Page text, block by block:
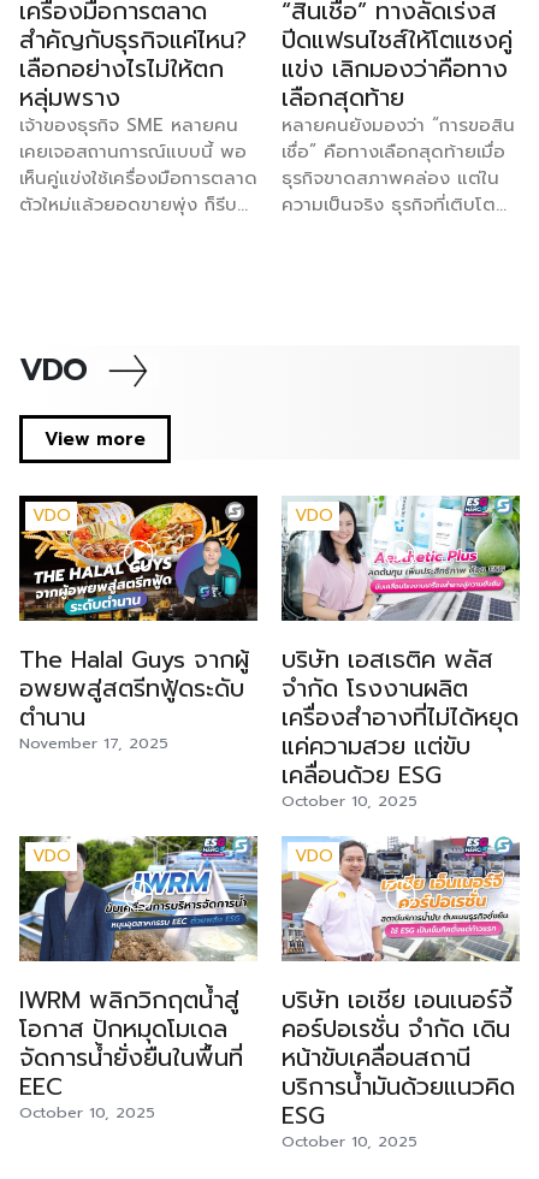
แบรนด์ขนาดใหญ่ จะมีเรต
สูงสุด 19.26% ในหมวดแฟชั่น
และ FMCG, ร้าน Non-Mall
ทั่วไป สูงสุด 17.12% เป็นต้น
โดยตัวเลขเหล่านี้รวม VAT 7%
แล้ว และยังไม่นับค่าธรรมเนียม
อื่นที่เก็บซ้อนอยู่ เช่น ค่า
ธรรมเนียมการชำระเงิน (เริ่ม
หากเป็นร้าน Non-Mall ขาย
เสื้อยืดตัวละ 100 บาท ค่าส่ง
25 บาท เมื่อหักค่าธรรมเนียม
การขาย […]
ประสิทธิภาพ เหตุผลประการ
แรกคือ การมีโมเดลธุรกิจที่
ชัดเจนและพร้อมนำไปใช้ทันที
ซึ่งถือเป็นการลดความเสี่ยง
ด้านการลงทุนได้อย่างดีที่สุด
เนื่องจากผู้ลงทุนไม่จำเป็นต้อง
เสียเวลาลองผิดลองถูกเอง
ระบบแฟรนไชส์ถูกออกแบบและ
ให้เป็นไปตามมาตรฐานได้อย่าง
ง่ายดาย เหตุผลประการต่อ
มาคือ แบรนด์มีชื่อเสียงและมี
ฐานลูกค้าที่แข็งแกร่งอยู่แล้ว
การซื้อแฟรนไชส์ทำให้ผู้ลงทุน
ได้ครอบครองแบรนด์ที่เป็นที่
รู้จักในตลาด ส่งผลให้มีกลุ่ม
ลูกค้าพร้อมอุดหนุนตั้งแต่วัน
แรกที่เปิดทำการ นอกจากนี้
เจ้าของแบรนด์ยังทำการตลาด
ประชาสัมพันธ์ และสร้างการรับ
รู้แบรนด์อย่างต่อเนื่อง ซึ่งช่วย
ให้ผู้ลงทุนประหยัดงบประมาณ
ด้านการตลาดและสร้างความ
เชื่อมั่นให้กับผู้บริโภคได้อย่าง
รวดเร็ว ประการที่สามคือ
การมีที่ปรึกษาคอยดูแลตลอด
การทำธุรกิจ สำหรับผู้ที่ไม่เคย
ทำธุรกิจมาก่อน ความกังวลใน
การแก้ปัญหาบริหารจัดการมัก
เป็นเรื่องใหญ่ แต่ในระบบแฟรน
ไชส์ เจ้าของแบรนด์จะทำหน้าที่
เป็นพี่เลี้ยงและที่ปรึกษาทาง
ธุรกิจอย่างใกล้ชิดตลอดระยะ
เวลาสัญญา คอยให้คำแนะนำ
และร่วมแก้ปัญหาต่างๆ ทำให้ผู้
เครื่องมือการตลาด
สำคัญกับธุรกิจแค่ไหน?
เลือกอย่างไรไม่ให้ตก
หลุ่มพราง
เจ้าของธุรกิจ SME หลายคน
เคยเจอสถานการณ์แบบนี้ พอ
เห็นคู่แข่งใช้เครื่องมือการตลาด
ตัวใหม่แล้วยอดขายพุ่ง ก็รีบ
อยู่ที่วิธีใช้กันแน่ คำตอบคือ
“ทั้งสองอย่าง” และนี่คือสิ่งที่
SME ไทยควรทำความเข้าใจให้
ชัดก่อนควักเงินซื้อเครื่องมือตัว
ต่อไป ภาพรวมตลาดโฆษณา
ดิจิทัลไทยกำลังเปลี่ยนเร็ว
รายงาน Thailand Digital
Advertising ของ KANTAR
และ DAAT ชี้ว่าผู้เชี่ยวชาญ
แนะนำให้ธุรกิจจัดสรรงบ
ประมาณราว 30% ไว้สำหรับ
การสร้างแบรนด์ (Brand
Building) ในระยะยาว แทนที่จะ
ทุ่มทุกบาททุกสตางค์ไปกับ
แคมเปญเน้นยอดขายระยะสั้น
เพียงอย่างเดียว เพราะในภาวะ
บริโภคจะเป็นฝ่ายได้เปรียบเมื่อ
สถานการณ์กลับมาคึกคักอีก
ครั้ง นี่คือจุดที่เครื่องมือการ
ตลาดเข้ามามีบทบาท มันคือ
“ตัวช่วยขยายผล” ของกลยุทธ์
เก็บข้อมูลลูกค้า การวัดผล
ROI หรือการทำ Ad
Optimization ด้วย AI แต่
ต้องย้ำว่าเครื่องมือทำหน้าที่
“รับใช้กลยุทธ์” […]
“สินเชื่อ” ทางลัดเร่งส
ปีดแฟรนไชส์ให้โตแซงคู่
แข่ง เลิกมองว่าคือทาง
เลือกสุดท้าย
หลายคนยังมองว่า “การขอสิน
เชื่อ” คือทางเลือกสุดท้ายเมื่อ
ธุรกิจขาดสภาพคล่อง แต่ใน
ความเป็นจริง ธุรกิจที่เติบโต
เร่งการเติบโตได้จริง ธุรกิจที่
เลือกโตผ่านระบบแฟรนไชส์มี
จุดร่วมสำคัญคือ ต้องใช้เงิน
ลงทุนก่อนเปิดสาขาใหม่แต่ละ
แห่ง ทั้งค่าตกแต่งร้าน ค่า
อุปกรณ์ และเงินทุนหมุนเวียน
ช่วงเริ่มต้น หากรอสะสมกำไร
จากสาขาเดิมเพียงอย่างเดียว
กว่าจะขยายได้ครบทุกทำเลที่มี
ศักยภาพ คู่แข่งอาจแย่งพื้นที่
ตลาดไปก่อนแล้ว การใช้สิน
เชื่อจึงเปรียบเสมือนการ “ซื้อ
ความเร็ว” ในการขยายตัวจึง
เป็นกลยุทธ์ที่ธุรกิจแฟรนไชส์
จำนวนมากเลือกใช้ โดยเฉพาะ
เมื่อโมเดลธุรกิจพิสูจน์แล้วว่า
ไปได้ ความเสี่ยงจากการกู้จึง
ลดลง เพราะมีข้อมูลรายรับ-
ตัดสินใจ อย่างไรก็ตาม การ
ขอสินเชื่อให้ผ่านง่ายและเร็ว ไม่
ได้ขึ้นอยู่กับดวง แต่ขึ้นอยู่กับ
ความพร้อมของเจ้าของธุรกิจ
เอง มีประเด็นหลักที่ควรเตรียม
ก่อนยื่นเรื่อง 1.แผนธุรกิจที่
แสดงรายได้-ค่าใช้จ่ายอย่าง
VDO
View more
VDO
The Halal Guys จากผู้
อพยพสู่สตรีทฟู้ดระดับ
ตำนาน
November 17, 2025
VDO
บริษัท เอสเธติค พลัส
จำกัด โรงงานผลิต
เครื่องสำอางที่ไม่ได้หยุด
แค่ความสวย แต่ขับ
เคลื่อนด้วย ESG
October 10, 2025
VDO
IWRM พลิกวิกฤตน้ำสู่
โอกาส ปักหมุดโมเดล
จัดการน้ำยั่งยืนในพื้นที่
EEC
October 10, 2025
VDO
บริษัท เอเชีย เอนเนอร์จี้
คอร์ปอเรชั่น จำกัด เดิน
หน้าขับเคลื่อนสถานี
บริการน้ำมันด้วยแนวคิด
ESG
October 10, 2025